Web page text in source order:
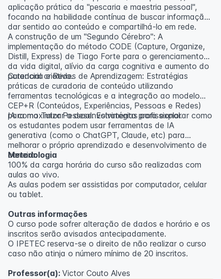
aplicação prática da "pescaria e maestria pessoal",
focando na habilidade contínua de buscar informação,
dar sentido ao conteúdo e compartilhá-lo em rede.
A construção de um "Segundo Cérebro": A
implementação do método CODE (Capture, Organize,
Distill, Express) de Tiago Forte para o gerenciamento
da vida digital, alívio da carga cognitiva e aumento do
potencial criativo.
Curadoria e Redes de Aprendizagem: Estratégias
práticas de curadoria de conteúdo utilizando
ferramentas tecnológicas e a integração ao modelo
CEP+R (Conteúdos, Experiências, Pessoas e Redes)
para maximizar o desenvolvimento profissional.
IA como Tutor Pessoal: Estratégias para explorar como
os estudantes podem usar ferramentas de IA
generativa (como o ChatGPT, Claude, etc) para
melhorar o próprio aprendizado e desenvolvimento de
carreira.
Metodologia
100% da carga horária do curso são realizadas com
aulas ao vivo.
As aulas podem ser assistidas por computador, celular
ou tablet.
Outras informações
O curso pode sofrer alteração de dados e horário e os
inscritos serão avisados ​​antecipadamente.
O IPETEC reserva-se o direito de não realizar o curso
caso não atinja o número mínimo de 20 inscritos.
Professor(a): Victor Couto Alves